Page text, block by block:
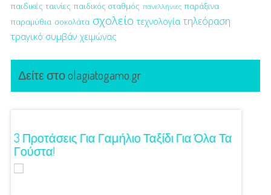
παιδικές ταινίες παιδικός σταθμός πανελλήνιες παράξενα
παραμύθια σοκολάτα σχολείο τεχνολογία τηλεόραση
τραγικό συμβάν χειμώνας
Δείτε στο olagiatogamo.gr
3 Προτάσεις Για Γαμήλιο Ταξίδι Για Όλα Τα
Γούστα!